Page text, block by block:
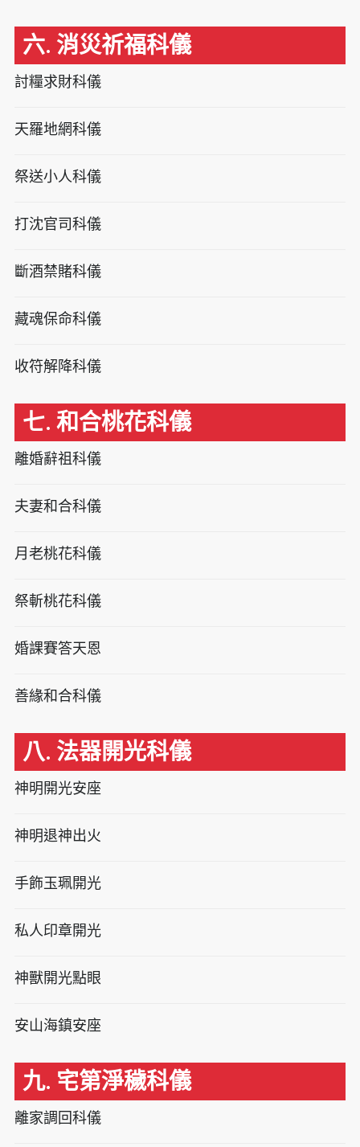
六. 消災祈福科儀
討糧求財科儀
天羅地網科儀
祭送小人科儀
打沈官司科儀
斷酒禁賭科儀
藏魂保命科儀
收符解降科儀
七. 和合桃花科儀
離婚辭祖科儀
夫妻和合科儀
月老桃花科儀
祭斬桃花科儀
婚課賽答天恩
善緣和合科儀
八. 法器開光科儀
神明開光安座
神明退神出火
手飾玉珮開光
私人印章開光
神獸開光點眼
安山海鎮安座
九. 宅第淨穢科儀
離家調回科儀